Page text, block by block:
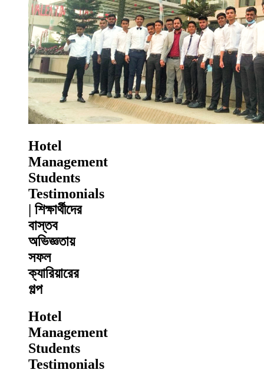
Hotel
Management
Students
Testimonials
| শিক্ষার্থীদের
বাস্তব
অভিজ্ঞতায়
সফল
ক্যারিয়ারের
গল্প
Hotel
Management
Students
Testimonials